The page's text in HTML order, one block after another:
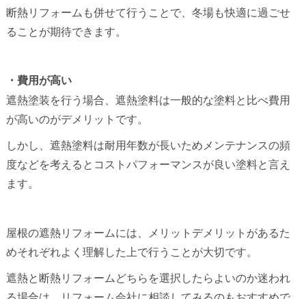
断熱リフォームも併せて行うことで、冬場も快適に過ごせ
ることが期待できます。
・費用が高い
遮熱塗装を行う場合、遮熱塗料は一般的な塗料と比べ費用
が高いのがデメリットです。
しかし、遮熱塗料は耐用年数が長いためメンテナンスの頻
度などを考えるとコストパフォーマンスが良い塗料と言え
ます。
屋根の遮熱リフォームには、メリットデメリットがあるた
めそれぞれよく理解した上で行うことが大切です。
遮熱と断熱リフォームどちらを選択したらよいのか迷われ